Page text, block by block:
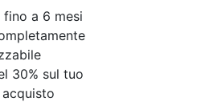
a 6 mesi
30% sul tuo